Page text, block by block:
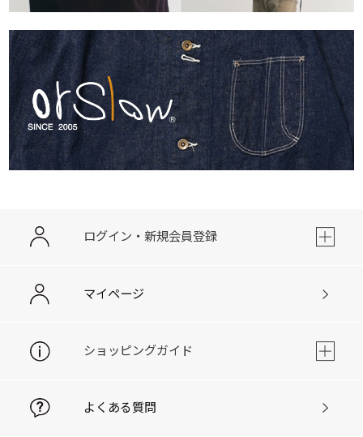
ログイン・新規会員登録
マイページ
ショッピングガイド
よくある質問